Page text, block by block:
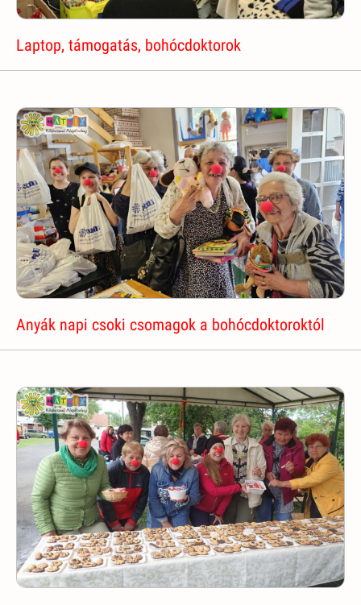
Laptop, támogatás, bohócdoktorok
Anyák napi csoki csomagok a bohócdoktoroktól